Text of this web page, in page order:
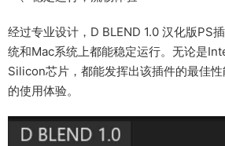
经过专业设计，D BLEND 1.0 汉化版PS
统和Mac系统上都能稳定运行。无论是
Silicon芯片，都能发挥出该插件的最佳
的使用体验。